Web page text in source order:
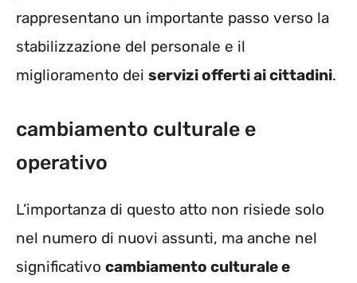
rappresentano un importante passo verso la
stabilizzazione del personale e il
miglioramento dei servizi offerti ai cittadini.
cambiamento culturale e
operativo
L’importanza di questo atto non risiede solo
nel numero di nuovi assunti, ma anche nel
significativo cambiamento culturale e